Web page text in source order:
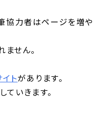
協力者はページを増や
ません。
トがあります。
いきます。